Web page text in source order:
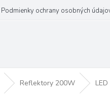
Podmienky ochrany osobných
Reflektory 200W